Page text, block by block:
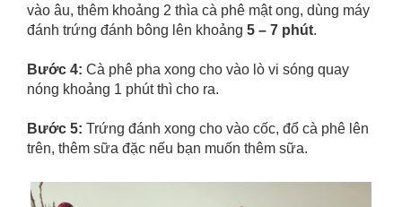
vào âu, thêm khoảng 2 thìa cà phê mật ong, dùng máy
đánh trứng đánh bông lên khoảng 5 – 7 phút.
Bước 4: Cà phê pha xong cho vào lò vi sóng quay
nóng khoảng 1 phút thì cho ra.
Bước 5: Trứng đánh xong cho vào cốc, đổ cà phê lên
trên, thêm sữa đặc nếu bạn muốn thêm sữa.